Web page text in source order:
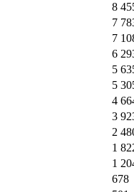
8
7
7
6
5
5
4
3
2
1
1
678